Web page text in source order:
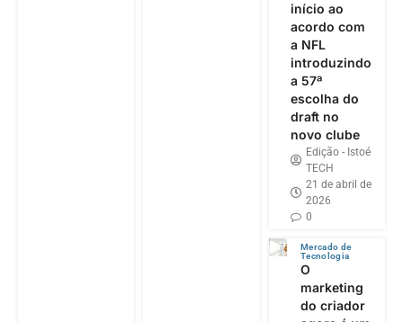
início ao
acordo com
a NFL
introduzindo
a 57ª
escolha do
draft no
novo clube
Edição - Istoé
TECH
21 de abril de
2026
0
Mercado de
Tecnologia
O
marketing
do criador